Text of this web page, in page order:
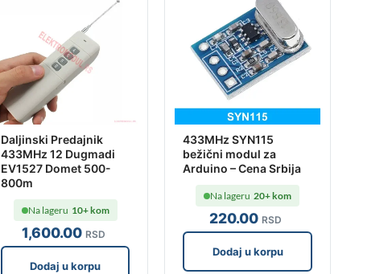
Daljinski Predajnik
433MHz 12 Dugmadi
EV1527 Domet 500-
800m
1,600.00 RSD
Na lageru 10+ kom
Dodaj u korpu
433MHz SYN115
bežični modul za
Arduino – Cena Srbija
220.00 RSD
Na lageru 20+ kom
Dodaj u korpu